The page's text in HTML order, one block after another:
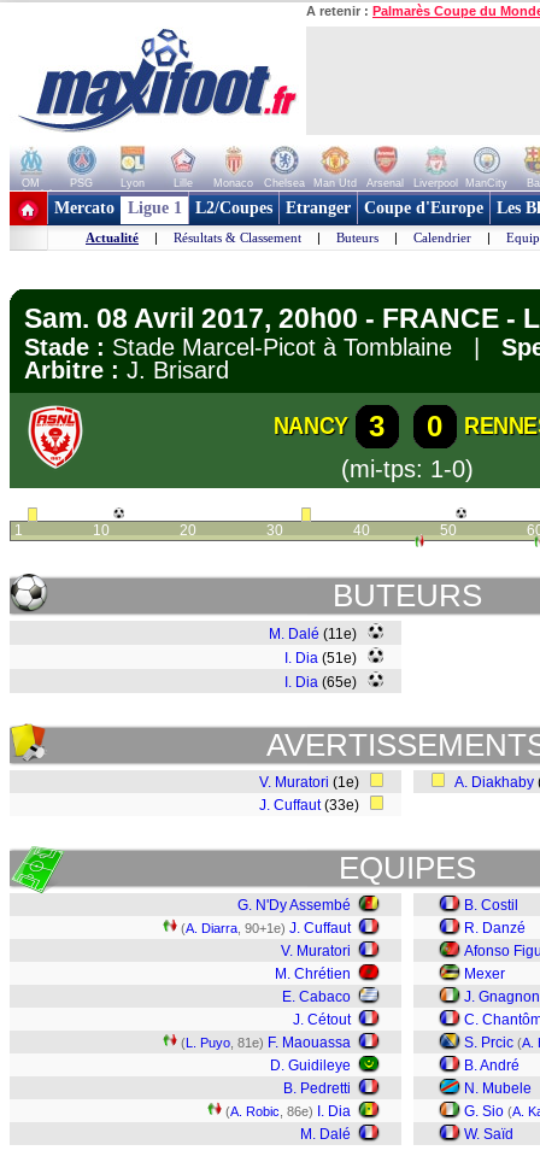
A retenir : Palmarès Coupe du
OM PSG Lyon Lille Monaco Chelsea Man Utd Arsenal Liverpool ManCity
+ de clubs
Mercato Ligue 1 L2/Coupes Etranger Coupe d'Europe Les
Actualité | Résultats & Classement | Buteurs | Calendrier |
Sam. 08 Avril 2017, 20h00 - FRANCE -
Stade : Stade Marcel-Picot à Tomblaine |
Arbitre : J. Brisard
NANCY 3 0
(mi-tps: 1-0)
1 10 20 30 40 50
BUTEURS
M. Dalé (11e)
I. Dia (51e)
I. Dia (65e)
V. Muratori (1e)
J. Cuffaut(33e)
A. Diakhaby
EQUIPES
G. N'Dy Assembé
(A. Diarra , 90+1e) J. Cuffaut
V. Muratori
M. Chrétien
E. Cabaco
J. Cétout
(L. Puyo , 81e) F. Maouassa
D. Guidileye
B. Pedretti
(A. Robic , 86e)
I. Dia
M. Dalé
B. Costil
R. Danzé
Afonso
Mexer
J. Gnagnon
C.
S. Prcic (A.
B. André
N. Mubele
G. Sio (A.
W. Saïd